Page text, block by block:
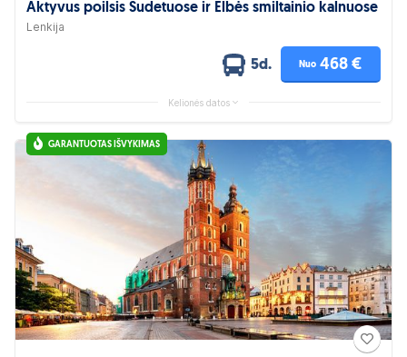
Aktyvus poilsis Sudetuose ir Elbės smiltainio kalnuose
Lenkija
5d. Nuo 468 €
Kelionės datos
GARANTUOTAS IŠVYKIMAS